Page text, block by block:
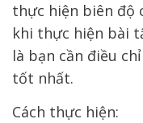
thực hiện biên độ
khi thực hiện bài
là bạn cần điều
tốt nhất.
Cách thực hiện: